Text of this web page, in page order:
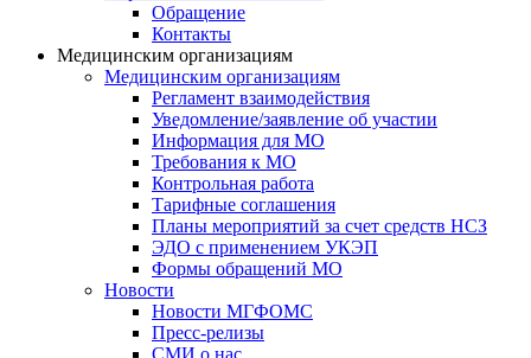
Обращение
Контакты
Медицинским организациям
Медицинским организациям
Регламент взаимодействия
Уведомление/заявление об участии
Информация для МО
Требования к МО
Контрольная работа
Тарифные соглашения
Планы мероприятий за счет средств НСЗ
ЭДО с применением УКЭП
Формы обращений МО
Новости
Новости МГФОМС
Пресс-релизы
СМИ о нас